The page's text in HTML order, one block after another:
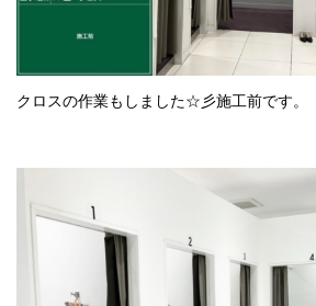
クロスの作業もしました☆彡施工前です。